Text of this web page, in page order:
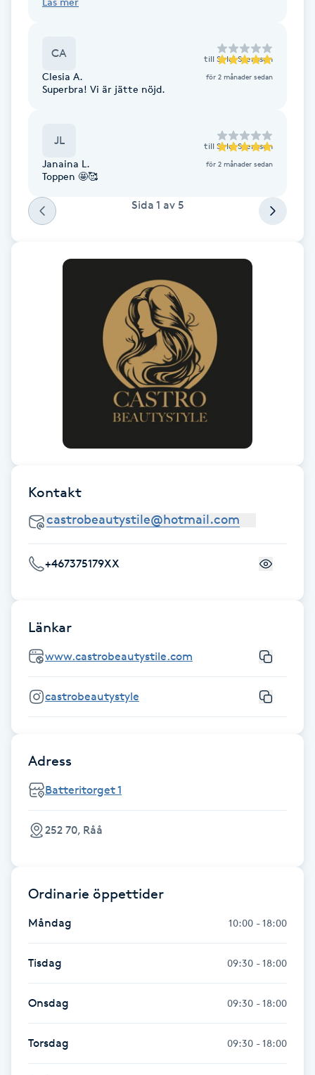
Fransar
Fransfärgning
Fransförlängning
Fransförlängning Volym
Friskvårdsmassage
Frisör
Funktionsanalys
Färgning
Gel naglar
Gelenaglar
Gravidyoga
CA till Sirlei Svensson
Clesia A. för 2 månader sedan
Superbra! Vi är jätte nöjd.
JL till Sirlei Svensson
Janaina L. för 2 månader sedan
Toppen 🤩🥰
Sida 1 av 5
Kontakt
+467375179XX
Länkar
www.castrobeautystile.com
castrobeautystyle
Adress
Batteritorget 1
252 70, Råå
Ordinarie öppettider
Måndag 10:00 - 18:00
Tisdag 09:30 - 18:00
Onsdag 09:30 - 18:00
Torsdag 09:30 - 18:00